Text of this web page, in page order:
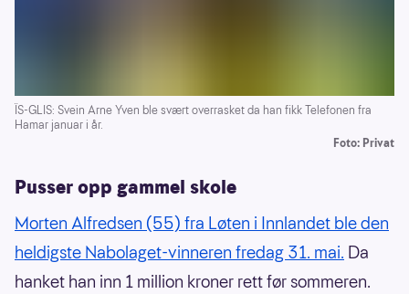
ÏS-GLIS: Svein Arne Yven ble svært overrasket da han fikk Telefonen fra
Hamar januar i år.
Foto: Privat
Pusser opp gammel skole
Morten Alfredsen (55) fra Løten i Innlandet ble den
heldigste Nabolaget-vinneren fredag 31. mai. Da
hanket han inn 1 million kroner rett før sommeren.